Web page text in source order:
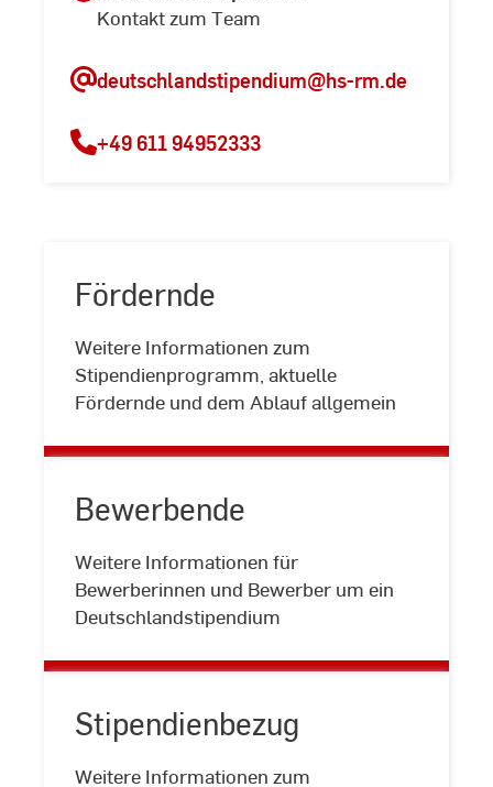
Kontakt zum Team
deutschlandstipendium@hs-rm.de
+49 611 94952333
Fördernde
Weitere Informationen zum
Stipendienprogramm, aktuelle
Fördernde und dem Ablauf allgemein
Fördernde
Bewerbende
Weitere Informationen für
Bewerberinnen und Bewerber um ein
Deutschlandstipendium
Bewerbende
Stipendienbezug
Weitere Informationen zum